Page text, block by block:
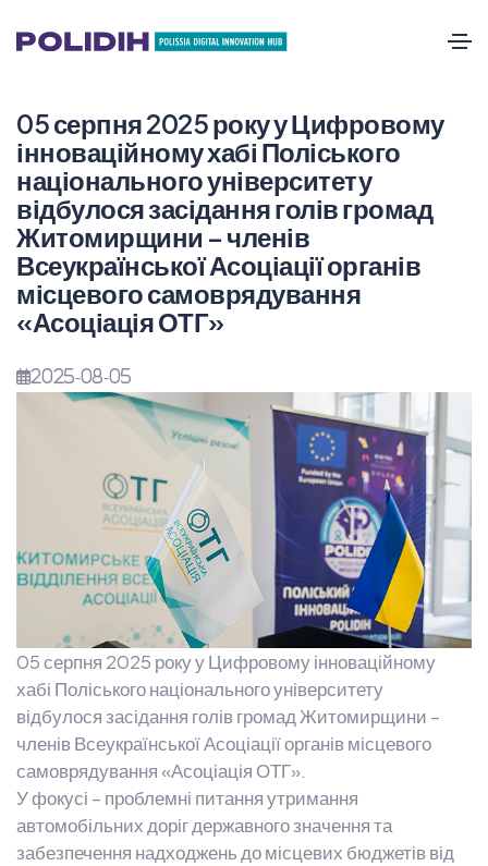
05 серпня 2025 року у Цифровому
інноваційному хабі Поліського
національного університету
відбулося засідання голів громад
Житомирщини – членів
Всеукраїнської Асоціації органів
місцевого самоврядування
«Асоціація ОТГ»
2025-08-05
05 серпня 2025 року у Цифровому інноваційному
хабі Поліського національного університету
відбулося засідання голів громад Житомирщини –
членів Всеукраїнської Асоціації органів місцевого
самоврядування «Асоціація ОТГ».
У фокусі – проблемні питання утримання
автомобільних доріг державного значення та
забезпечення надходжень до місцевих бюджетів від